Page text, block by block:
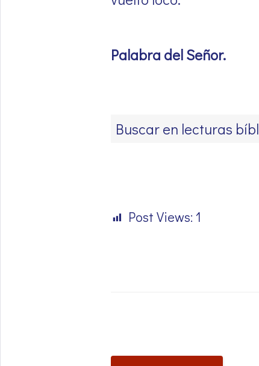
Palabra del Señor.
Post Views: 1